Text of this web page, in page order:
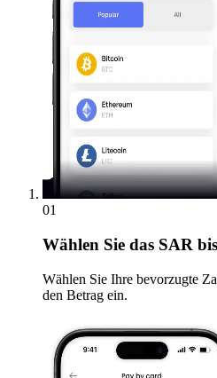
01
Wählen Sie das SAR
Wählen Sie Ihre bevorzugte
den Betrag ein.